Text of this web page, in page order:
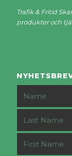
Trafik & Fritid
produkter och